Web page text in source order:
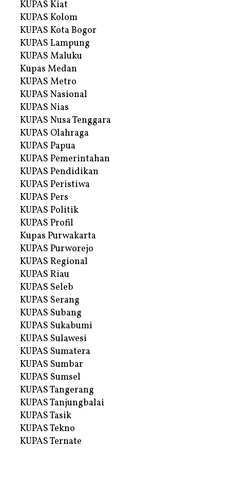
KUPAS Kiat
KUPAS Kolom
KUPAS Kota Bogor
KUPAS Lampung
KUPAS Maluku
Kupas Medan
KUPAS Metro
KUPAS Nasional
KUPAS Nias
KUPAS Nusa Tenggara
KUPAS Olahraga
KUPAS Papua
KUPAS Pemerintahan
KUPAS Pendidikan
KUPAS Peristiwa
KUPAS Pers
KUPAS Politik
KUPAS Profil
Kupas Purwakarta
KUPAS Purworejo
KUPAS Regional
KUPAS Riau
KUPAS Seleb
KUPAS Serang
KUPAS Subang
KUPAS Sukabumi
KUPAS Sulawesi
KUPAS Sumatera
KUPAS Sumbar
KUPAS Sumsel
KUPAS Tangerang
KUPAS Tanjungbalai
KUPAS Tasik
KUPAS Tekno
KUPAS Ternate